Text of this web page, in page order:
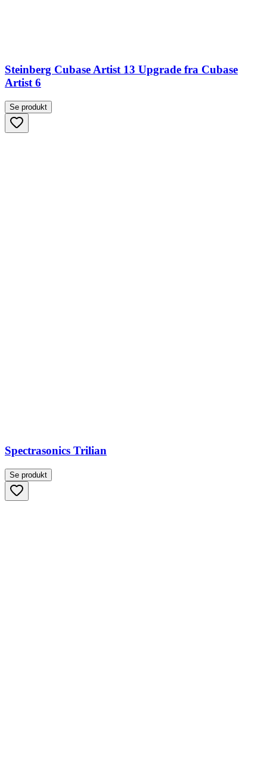
Steinberg Cubase Artist 13 Upgrade fra Cubase
Artist 6
Se produkt
Spectrasonics Trilian
Se produkt